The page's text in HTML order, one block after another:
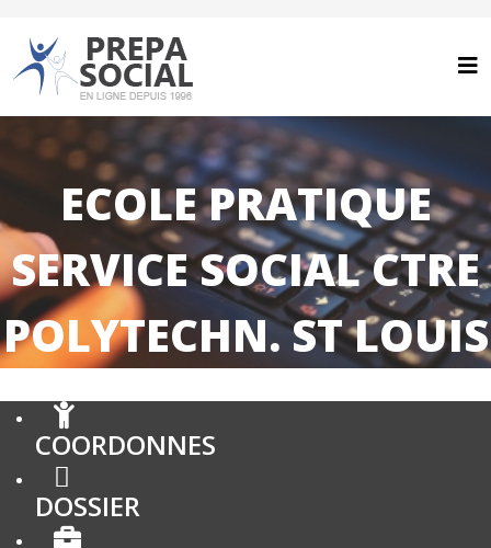
ECOLE PRATIQUE
SERVICE SOCIAL CTRE
POLYTECHN. ST LOUIS
COORDONNES
DOSSIER